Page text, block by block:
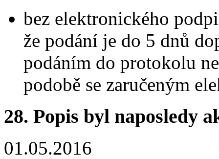
bez elektronického
že podání je do 5 dnů
podáním do protokolu
podobě se zaručeným
28. Popis byl naposledy
01.05.2016